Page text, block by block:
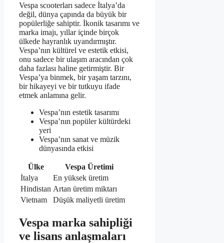
Vespa scooterları sadece İtalya’da
değil, dünya çapında da büyük bir
popülerliğe sahiptir. İkonik tasarımı ve
marka imajı, yıllar içinde birçok
ülkede hayranlık uyandırmıştır.
Vespa’nın kültürel ve estetik etkisi,
onu sadece bir ulaşım aracından çok
daha fazlası haline getirmiştir. Bir
Vespa’ya binmek, bir yaşam tarzını,
bir hikayeyi ve bir tutkuyu ifade
etmek anlamına gelir.
Vespa’nın estetik tasarımı
Vespa’nın popüler kültürdeki
yeri
Vespa’nın sanat ve müzik
dünyasında etkisi
Ülke
Vespa Üretimi
İtalya
En yüksek üretim
Hindistan Artan üretim miktarı
Vietnam
Düşük maliyetli üretim
Vespa marka sahipliği
ve lisans anlaşmaları